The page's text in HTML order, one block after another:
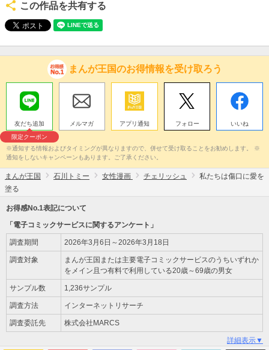
この作品を共有する
まんが王国のお得情報を受け取ろう
友だち追加
限定クーポン
メルマガ アプリ通知 フォロー いいね
※通知する情報およびタイミングが異なりますので、併せて受け取ることをお勧めします。 ※
通知をしないキャンペーンもあります。ご了承ください。
まんが王国 石川トミー 女性漫画 チェリッシュ
私たちは傷口に愛を
塗る
お得感No.1表記について
「電子コミックサービスに関するアンケート」
調査期間 2026年3月6日～2026年3月18日
調査対象
まんが王国または主要電子コミックサービスのうちいずれか
をメイン且つ有料で利用している20歳～69歳の男女
サンプル数 1,236サンプル
調査方法 インターネットリサーチ
調査委託先 株式会社MARCS
詳細表示▼